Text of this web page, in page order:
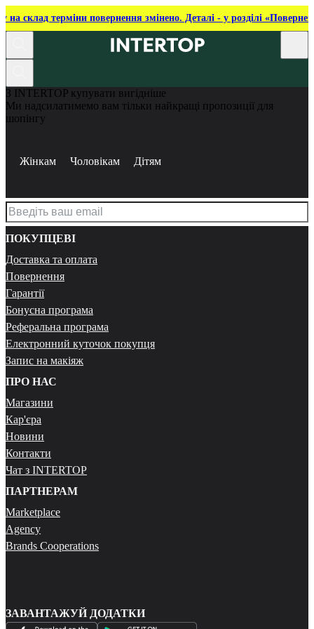
на склад терміни повернення змінено. Деталі - у розділі
З INTERTOP купувати вигідніше
Ми надсилатимемо вам тільки найкращі пропозиції для
шопінгу
Жінкам Чоловікам Дітям
ПОКУПЦЕВІ
Доставка та оплата
Повернення
Гарантії
Бонусна програма
Реферальна програма
Електронний куточок покупця
Запис на макіяж
ПРО НАС
Магазини
Кар'єра
Новини
Контакти
Чат з INTERTOP
ПАРТНЕРАМ
Marketplace
Agency
Brands Cooperations
ЗАВАНТАЖУЙ ДОДАТКИ